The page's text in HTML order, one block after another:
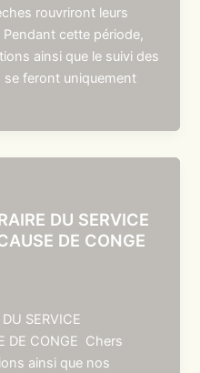
rouvriront leurs
cette période,
ainsi que le suivi des
feront uniquement
DU SERVICE
DE CONGE
SERVICE
DE CONGE Chers
ainsi que nos